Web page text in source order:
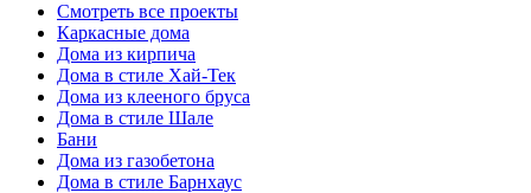
Смотреть все проекты
Каркасные дома
Дома из кирпича
Дома в стиле Хай-Тек
Дома из клееного бруса
Дома в стиле Шале
Бани
Дома из газобетона
Дома в стиле Барнхаус